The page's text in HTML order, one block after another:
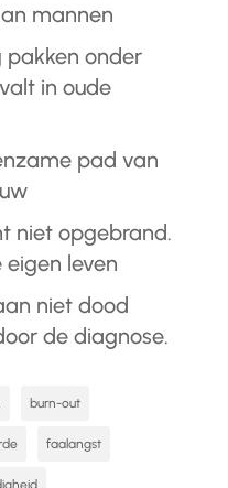
mannen
pakken onder
in oude
pad van
niet opgebrand.
leven
niet dood
de diagnose.
burn-out
faalangst